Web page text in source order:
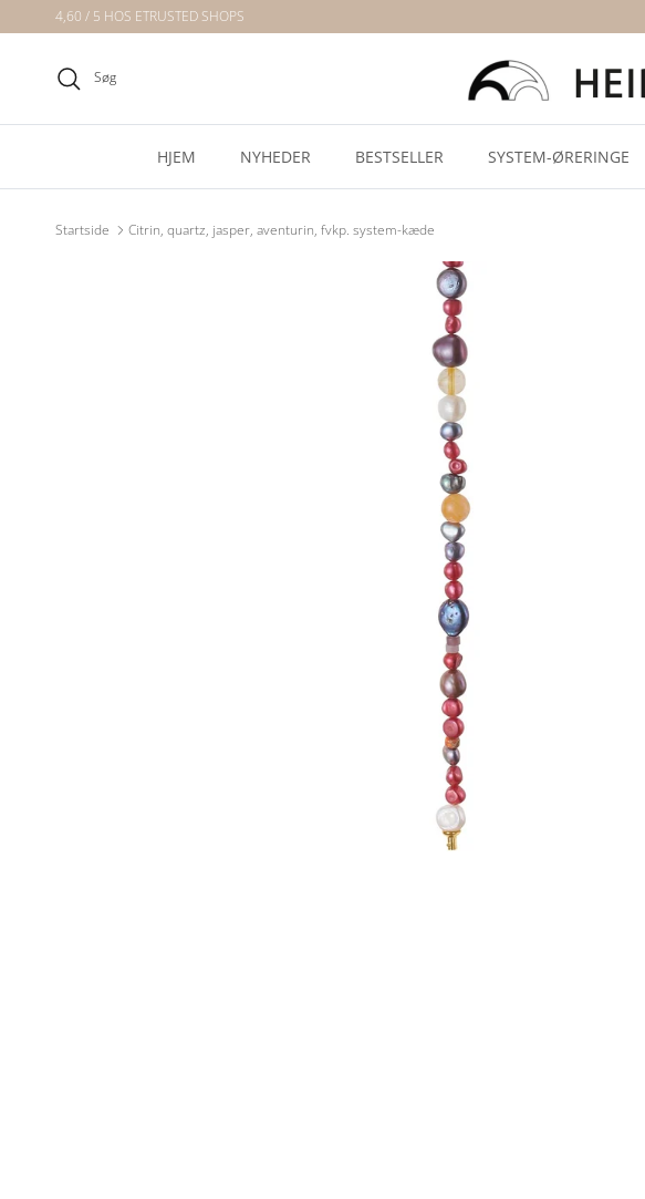
Gå direkte til indholdet
4,60 / 5 HOS ETRUSTED SHOPS
Søg
HJEM NYHEDER BESTSELLER SYSTEM-ØRERINGE
Startside Citrin, quartz, jasper, aventurin, fvkp. system-kæde